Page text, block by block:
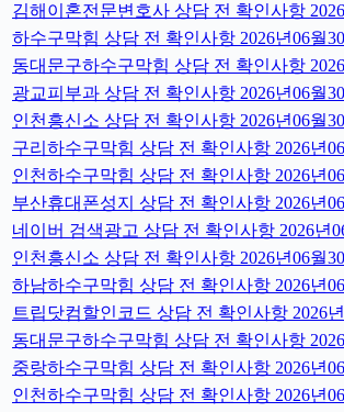
김해이혼전문변호사 상담 전 확인사항
하수구막힘 상담 전 확인사항 2026년06월
동대문구하수구막힘 상담 전 확인사항
광교피부과 상담 전 확인사항 2026년06월
인천흥신소 상담 전 확인사항 2026년06월
구리하수구막힘 상담 전 확인사항 2026년
인천하수구막힘 상담 전 확인사항 2026년
부산휴대폰성지 상담 전 확인사항 2026년
네이버 검색광고 상담 전 확인사항 2026년
인천흥신소 상담 전 확인사항 2026년06월
하남하수구막힘 상담 전 확인사항 2026년
트립닷컴할인코드 상담 전 확인사항 2026
동대문구하수구막힘 상담 전 확인사항
중랑하수구막힘 상담 전 확인사항 2026년
인천하수구막힘 상담 전 확인사항 2026년